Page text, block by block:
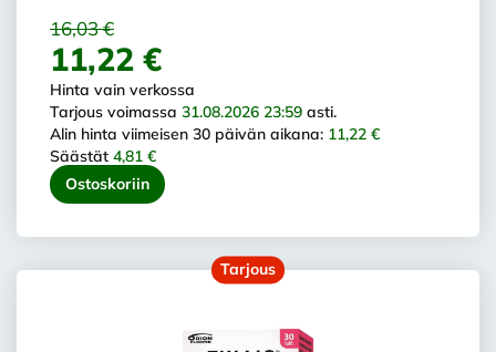
16,03 €
11,22 €
Hinta vain verkossa
Tarjous voimassa 31.08.2026 23:59 asti.
Alin hinta viimeisen 30 päivän aikana: 11,22 €
Säästät 4,81 €
Ostoskoriin
Tarjous